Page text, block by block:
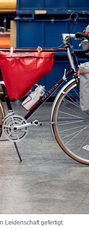
Leidenschaft gefertigt.